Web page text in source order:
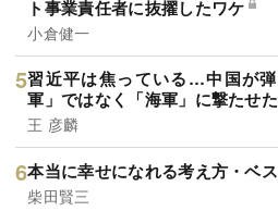
ト事業責任者に抜擢したワケ
小倉健一
習近平は焦っている…中国が
軍」ではなく「海軍」に撃たせ
王 彦麟
本当に幸せになれる考え方・ベ
柴田賢三